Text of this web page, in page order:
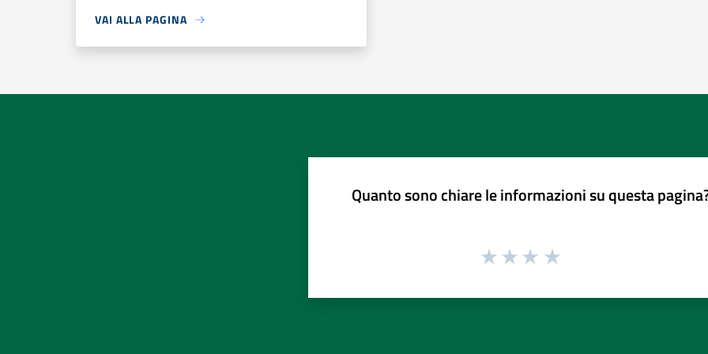
VAI ALLA PAGINA
Quanto sono chiare le informazioni su questa